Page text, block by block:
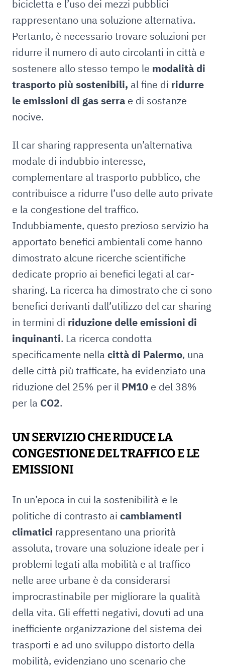
bicicletta e l’uso dei mezzi pubblici
rappresentano una soluzione alternativa.
Pertanto, è necessario trovare soluzioni per
ridurre il numero di auto circolanti in città e
sostenere allo stesso tempo le modalità di
trasporto più sostenibili, al fine di ridurre
le emissioni di gas serra e di sostanze
nocive.
Il car sharing rappresenta un’alternativa
modale di indubbio interesse,
complementare al trasporto pubblico, che
contribuisce a ridurre l’uso delle auto private
e la congestione del traffico.
Indubbiamente, questo prezioso servizio ha
apportato benefici ambientali come hanno
dimostrato alcune ricerche scientifiche
dedicate proprio ai benefici legati al car-
sharing. La ricerca ha dimostrato che ci sono
benefici derivanti dall’utilizzo del car sharing
in termini di riduzione delle emissioni di
inquinanti. La ricerca condotta
specificamente nella città di Palermo, una
delle città più trafficate, ha evidenziato una
riduzione del 25% per il PM10 e del 38%
per la CO2.
UN SERVIZIO CHE RIDUCE LA
CONGESTIONE DEL TRAFFICO E LE
EMISSIONI
In un’epoca in cui la sostenibilità e le
politiche di contrasto ai cambiamenti
climatici rappresentano una priorità
assoluta, trovare una soluzione ideale per i
problemi legati alla mobilità e al traffico
nelle aree urbane è da considerarsi
improcrastinabile per migliorare la qualità
della vita. Gli effetti negativi, dovuti ad una
inefficiente organizzazione del sistema dei
trasporti e ad uno sviluppo distorto della
mobilità, evidenziano uno scenario che